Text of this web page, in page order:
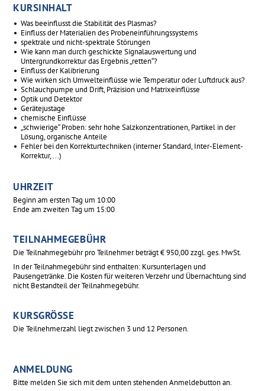
KURSINHALT
Was beeinflusst die Stabilität des Plasmas?
Einfluss der Materialien des Probeneinführungssystems
spektrale und nicht-spektrale Störungen
Wie kann man durch geschickte Signalauswertung und
Untergrundkorrektur das Ergebnis „retten“?
Einfluss der Kalibrierung
Wie wirken sich Umwelteinflüsse wie Temperatur oder Luftdruck aus?
Schlauchpumpe und Drift, Präzision und Matrixeinflüsse
Optik und Detektor
Gerätejustage
chemische Einflüsse
„schwierige“ Proben: sehr hohe Salzkonzentrationen, Partikel in der
Lösung, organische Anteile
Fehler bei den Korrekturtechniken (interner Standard, Inter-Element-
Korrektur, ...)
UHRZEIT
Beginn am ersten Tag um 10:00
Ende am zweiten Tag um 15:00
TEILNAHMEGEBÜHR
Die Teilnahmegebühr pro Teilnehmer beträgt € 950,00 zzgl. ges. MwSt.
In der Teilnahmegebühr sind enthalten: Kursunterlagen und
Pausengetränke. Die Kosten für weiteren Verzehr und Übernachtung sind
nicht Bestandteil der Teilnahmegebühr.
KURSGRÖSSE
Die Teilnehmerzahl liegt zwischen 3 und 12 Personen.
ANMELDUNG
Bitte melden Sie sich mit dem unten stehenden Anmeldebutton an.